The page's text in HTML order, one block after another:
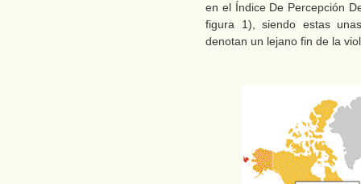
en el Índice De Percepción
figura 1), siendo estas
denotan un lejano fin de la